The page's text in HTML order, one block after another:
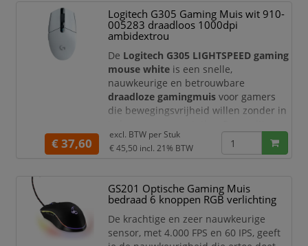
switches
en dynamische LIGHTSYNC
RGB-verlichting. Daarmee is de
Logitech G502 X PLUS geschikt voor FPS,
MOBA, MMO, RT
Logitech G305 Gaming Muis wit 910-
005283 draadloos 1000dpi
ambidextrou
De Logitech G305 LIGHTSPEED gaming
mouse white is een snelle,
nauwkeurige en betrouwbare
draadloze gamingmuis voor gamers
die bewegingsvrijheid willen zonder in
uitvoering heeft een strakke, moderne
uitstraling en past perfect bij lichte
LIGHTSPEED draadloze technologie
een1 ms report rateen de efficiënte
HERO optische sensoris de G305
geschikt voor
€ 37,60
excl. BTW per Stuk
€ 45,50 incl. 21% BTW
GS201 Optische Gaming Muis
bedraad 6 knoppen RGB verlichting
De krachtige en zeer nauwkeurige
sensor, met 4.000 FPS en 60 IPS, geeft